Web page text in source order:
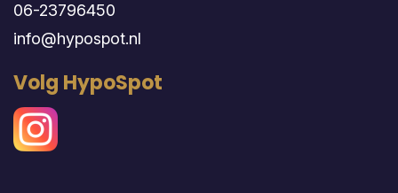
06-23796450
info@hypospot.nl
Volg HypoSpot